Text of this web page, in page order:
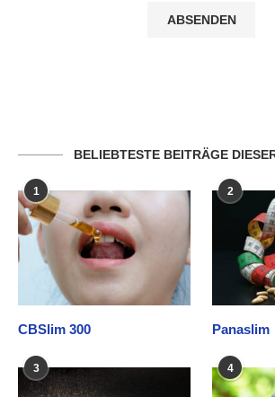
BELIEBTESTE BEITRÄGE
1
CBSlim 300
2
Panaslim
3 4